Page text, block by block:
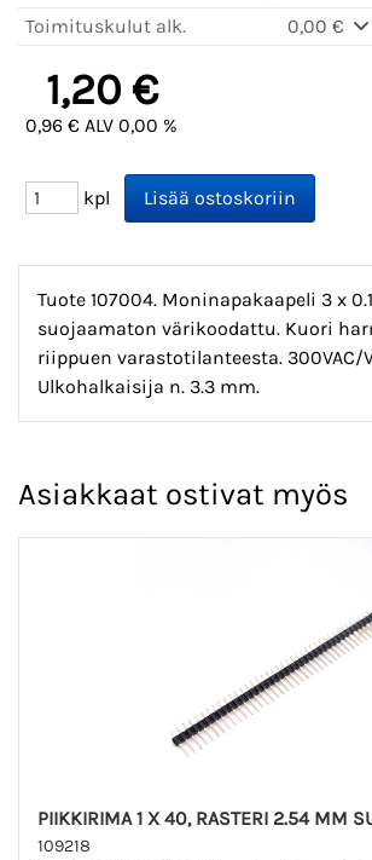
Toimituskulut alk.
0,00 €
1,20 €
0,96 € ALV 0,00 %
kpl
Tuote 107004. Moninapakaapeli 3 x
suojaamaton värikoodattu. Kuori
riippuen varastotilanteesta. 300VAC/
Ulkohalkaisija n. 3.3 mm.
Asiakkaat ostivat myös
PIIKKIRIMA 1 X 40, RASTERI 2.54 MM
109218